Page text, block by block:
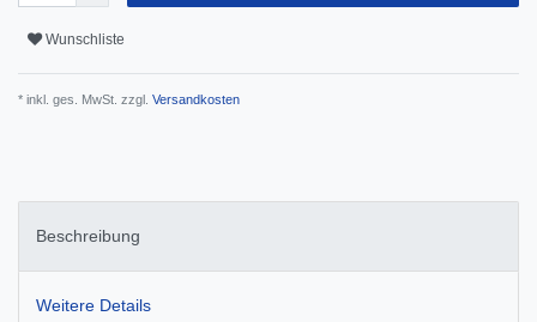
Wunschliste
* inkl. ges. MwSt. zzgl. Versandkosten
Beschreibung
Weitere Details